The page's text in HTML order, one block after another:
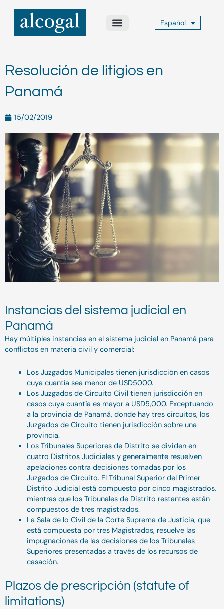
contenido
Español
Resolución de litigios en
Panamá
15/02/2019
Instancias del sistema judicial en
Panamá
Hay múltiples instancias en el sistema judicial en Panamá para
conflictos en materia civil y comercial:
Los Juzgados Municipales tienen jurisdicción en casos
cuya cuantía sea menor de USD5000.
Los Juzgados de Circuito Civil tienen jurisdicción en
casos cuya cuantía es mayor a USD5,000. Exceptuando
a la provincia de Panamá, donde hay tres circuitos, los
Juzgados de Circuito tienen jurisdicción sobre una
provincia.
Los Tribunales Superiores de Distrito se dividen en
cuatro Distritos Judiciales y generalmente resuelven
apelaciones contra decisiones tomadas por los
Juzgados de Circuito. El Tribunal Superior del Primer
Distrito Judicial está compuesto por cinco magistrados,
mientras que los Tribunales de Distrito restantes están
compuestos de tres magistrados.
La Sala de lo Civil de la Corte Suprema de Justicia, que
está compuesta por tres Magistrados, resuelve las
impugnaciones de las decisiones de los Tribunales
Superiores presentadas a través de los recursos de
casación.
Plazos de prescripción (statute of
limitations)